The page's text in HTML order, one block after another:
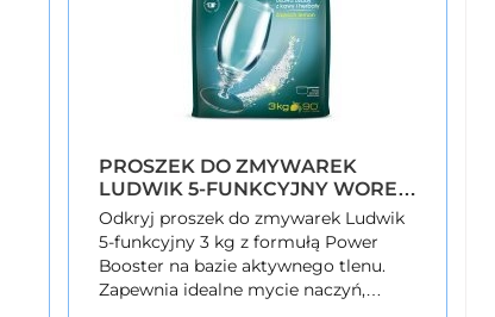
PROSZEK DO ZMYWAREK
LUDWIK 5-FUNKCYJNY WOREK
3 KG
Odkryj proszek do zmywarek Ludwik
5-funkcyjny 3 kg z formułą Power
Booster na bazie aktywnego tlenu.
Zapewnia idealne mycie naczyń,